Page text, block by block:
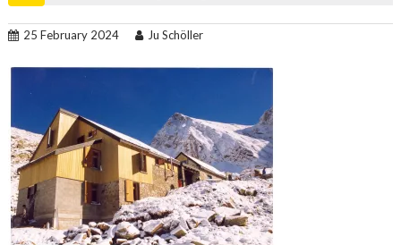
25 February 2024 Ju Schöller